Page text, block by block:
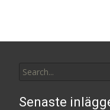
for:
Senaste